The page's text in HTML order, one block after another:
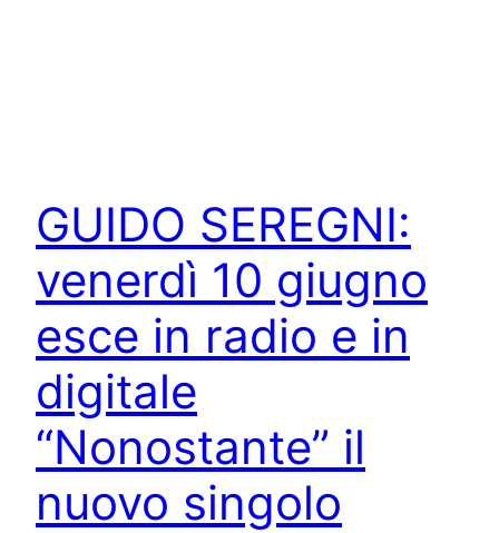
GUIDO SEREGNI:
venerdì 10 giugno
esce in radio e in
digitale
“Nonostante” il
nuovo singolo